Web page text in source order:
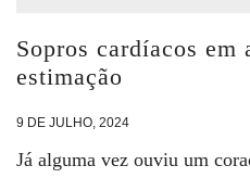
Sopros cardíacos em
estimação
9 DE JULHO, 2024
Já alguma vez ouviu um